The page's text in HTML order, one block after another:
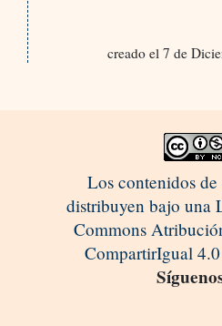
creado el 7 de
Los contenidos de
distribuyen bajo una
Commons
CompartirIgual